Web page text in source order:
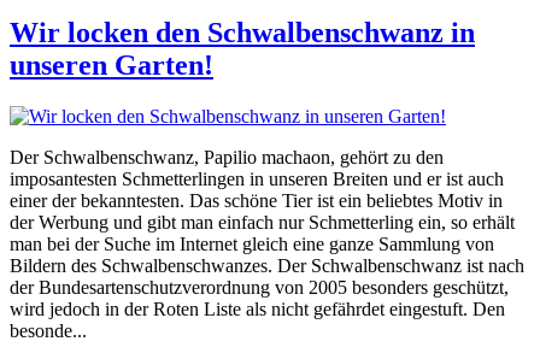
Wir locken den Schwalbenschwanz in
unseren Garten!
Der Schwalbenschwanz, Papilio machaon, gehört zu den
imposantesten Schmetterlingen in unseren Breiten und er ist auch
einer der bekanntesten. Das schöne Tier ist ein beliebtes Motiv in
der Werbung und gibt man einfach nur Schmetterling ein, so erhält
man bei der Suche im Internet gleich eine ganze Sammlung von
Bildern des Schwalbenschwanzes. Der Schwalbenschwanz ist nach
der Bundesartenschutzverordnung von 2005 besonders geschützt,
wird jedoch in der Roten Liste als nicht gefährdet eingestuft. Den
besonde...